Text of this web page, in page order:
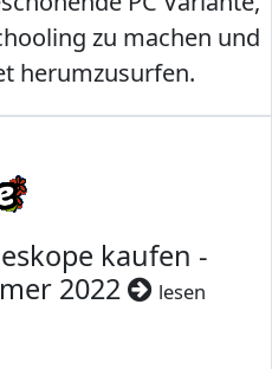
zu machen und
herumzusurfen.
kaufen -
2022
lesen